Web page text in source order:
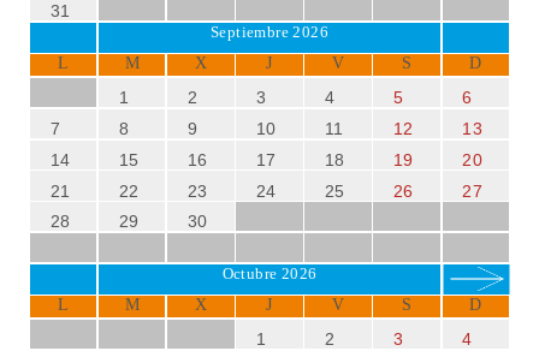
31
Septiembre 2026
L M X J V S D
1 2 3 4 5
6
7
8 9 10 11 12
13
14
15 16 17 18 19
20
21
22 23 24 25 26
27
28
29 30
Octubre 2026
L M X J V S D
1 2 3
4